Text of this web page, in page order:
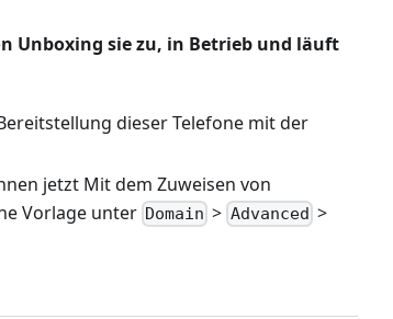
Unboxing sie zu, in Betrieb und läuft
dieser Telefone mit der
jetzt Mit dem Zuweisen von
Vorlage unter Domain > Advanced >